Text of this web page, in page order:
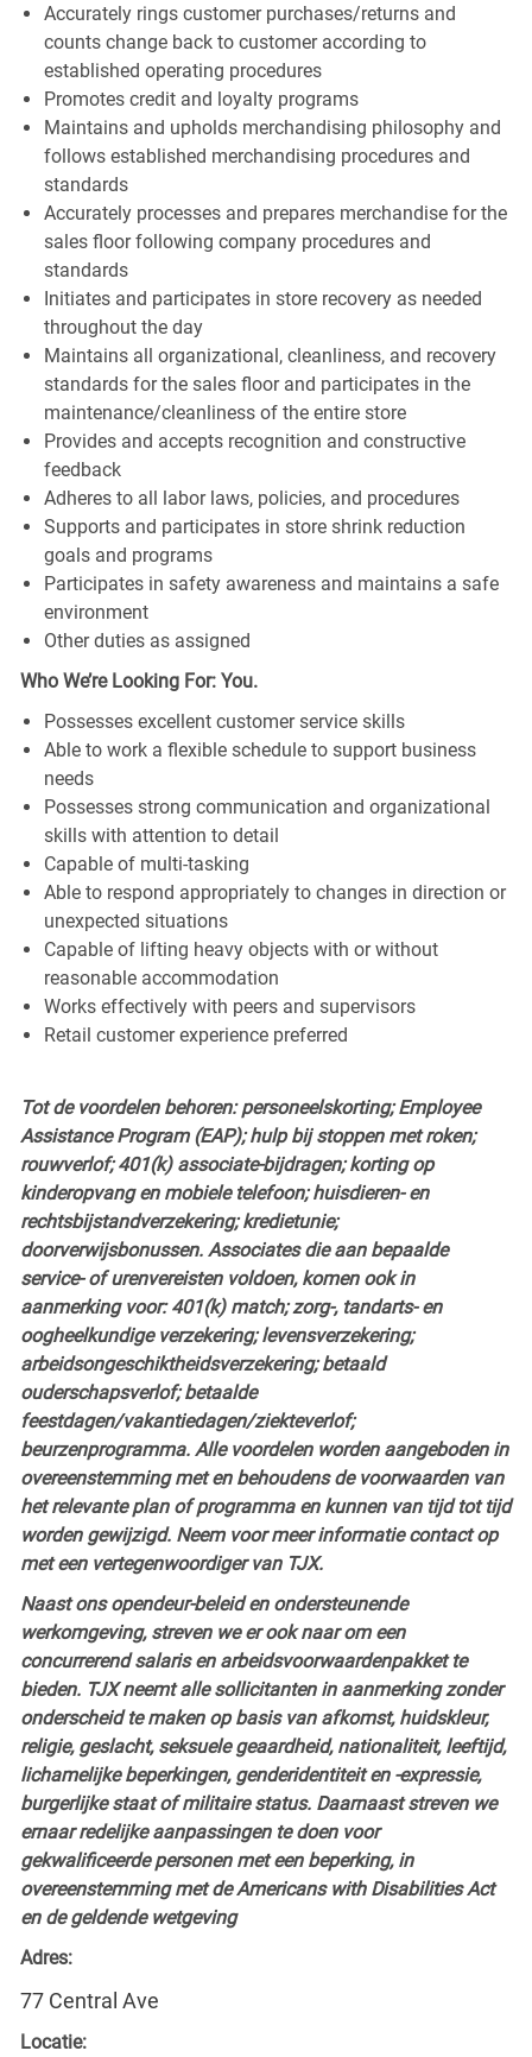
Accurately rings customer purchases/returns and
counts change back to customer according to
established operating procedures
Promotes credit and loyalty programs
Maintains and upholds merchandising philosophy and
follows established merchandising procedures and
standards
Accurately processes and prepares merchandise for the
sales floor following company procedures and
standards
Initiates and participates in store recovery as needed
throughout the day
Maintains all organizational, cleanliness, and recovery
standards for the sales floor and participates in the
maintenance/cleanliness of the entire store
Provides and accepts recognition and constructive
feedback
Adheres to all labor laws, policies, and procedures
Supports and participates in store shrink reduction
goals and programs
Participates in safety awareness and maintains a safe
environment
Other duties as assigned
Who We’re Looking For: You.
Possesses excellent customer service skills
Able to work a flexible schedule to support business
needs
Possesses strong communication and organizational
skills with attention to detail
Capable of multi-tasking
Able to respond appropriately to changes in direction or
unexpected situations
Capable of lifting heavy objects with or without
reasonable accommodation
Works effectively with peers and supervisors
Retail customer experience preferred
Tot de voordelen behoren: personeelskorting; Employee
Assistance Program (EAP); hulp bij stoppen met roken;
rouwverlof; 401(k) associate-bijdragen; korting op
kinderopvang en mobiele telefoon; huisdieren- en
rechtsbijstandverzekering; kredietunie;
doorverwijsbonussen. Associates die aan bepaalde
service- of urenvereisten voldoen, komen ook in
aanmerking voor: 401(k) match; zorg-, tandarts- en
oogheelkundige verzekering; levensverzekering;
arbeidsongeschiktheidsverzekering; betaald
ouderschapsverlof; betaalde
feestdagen/vakantiedagen/ziekteverlof;
beurzenprogramma. Alle voordelen worden aangeboden in
overeenstemming met en behoudens de voorwaarden van
het relevante plan of programma en kunnen van tijd tot tijd
worden gewijzigd. Neem voor meer informatie contact op
met een vertegenwoordiger van TJX.
Naast ons opendeur-beleid en ondersteunende
werkomgeving, streven we er ook naar om een
concurrerend salaris en arbeidsvoorwaardenpakket te
bieden. TJX neemt alle sollicitanten in aanmerking zonder
onderscheid te maken op basis van afkomst, huidskleur,
religie, geslacht, seksuele geaardheid, nationaliteit, leeftijd,
lichamelijke beperkingen, genderidentiteit en -expressie,
burgerlijke staat of militaire status. Daarnaast streven we
ernaar redelijke aanpassingen te doen voor
gekwalificeerde personen met een beperking, in
overeenstemming met de Americans with Disabilities Act
en de geldende wetgeving
Adres:
77 Central Ave
Locatie: